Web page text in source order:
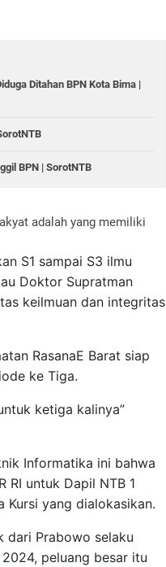
Ditahan BPN Kota Bima |
BPN | SorotNTB
adalah yang memiliki
S1 sampai S3 ilmu
Doktor Supratman
keilmuan dan integritas
RasanaE Barat siap
ke Tiga.
ketiga kalinya”
Informatika ini bahwa
RI untuk Dapil NTB 1
Kursi yang dialokasikan.
dari Prabowo selaku
peluang besar itu